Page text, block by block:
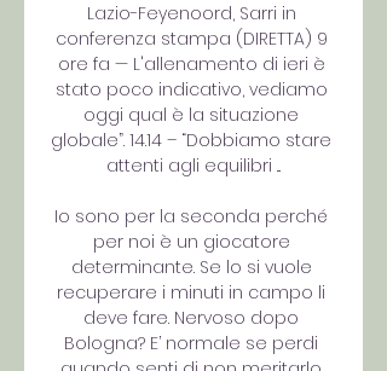
Lazio-Feyenoord, Sarri in
conferenza stampa (DIRETTA) 9
ore fa — L'allenamento di ieri è
stato poco indicativo, vediamo
oggi qual è la situazione
globale”. 14.14 – “Dobbiamo stare
attenti agli equilibri ...
Io sono per la seconda perché
per noi è un giocatore
determinante. Se lo si vuole
recuperare i minuti in campo li
deve fare. Nervoso dopo
Bologna? E’ normale se perdi